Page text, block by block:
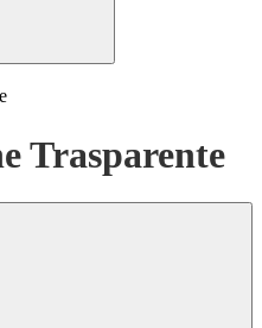
Trasparente